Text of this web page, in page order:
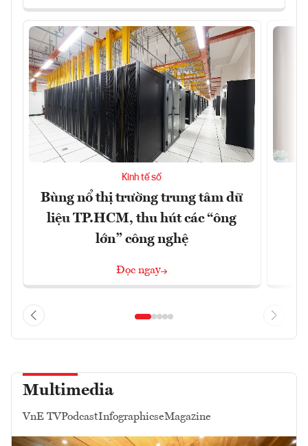
Kinh tế số
Bùng nổ thị trường trung tâm dữ
liệu TP.HCM, thu hút các “ông
lớn” công nghệ
Đọc ngay
Multimedia
VnE TVPodcastInfographicseMagazine